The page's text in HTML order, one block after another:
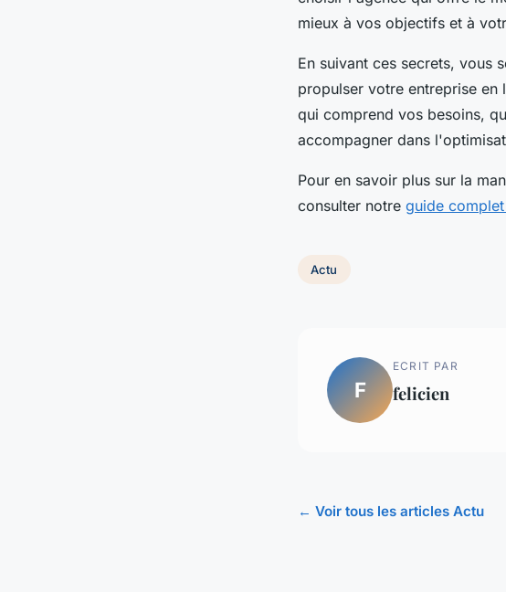
mieux à vos objectifs et à
En suivant ces secrets, vous
propulser votre entreprise
qui comprend vos besoins,
accompagner dans
Pour en savoir plus sur la
consulter notre guide
Actu
F
ECRIT PAR
felicien
← Voir tous les articles Actu